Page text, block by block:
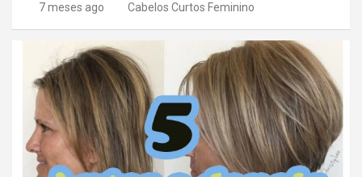
7 meses ago Cabelos Curtos Feminino